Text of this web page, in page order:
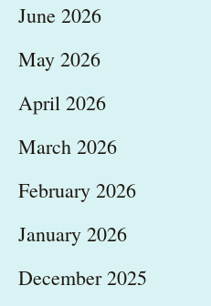
June 2026
May 2026
April 2026
March 2026
February 2026
January 2026
December 2025